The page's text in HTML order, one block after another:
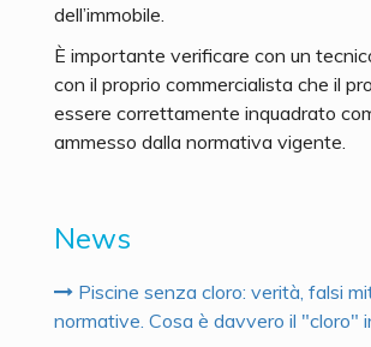
dell’immobile.
È importante verificare con un
con il proprio commercialista che il
essere correttamente inquadrato
ammesso dalla normativa vigente.
News
Piscine senza cloro: verità, falsi
normative. Cosa è davvero il "cloro"